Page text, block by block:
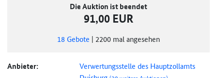
Die Auktion ist beendet
91,00 EUR
18 Gebote | 2200 mal angesehen
Anbieter:
Verwertungsstelle des Hauptzollamts